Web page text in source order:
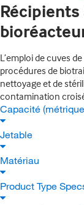
L’emploi de cuves
procédures de
nettoyage et de
contamination
Capacité
Jetable
Matériau
Product Type